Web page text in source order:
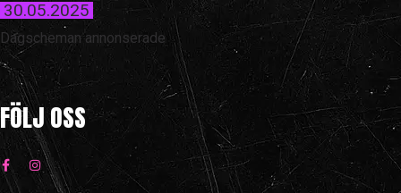
30.05.2025
Dagscheman annonserade
FÖLJ OSS